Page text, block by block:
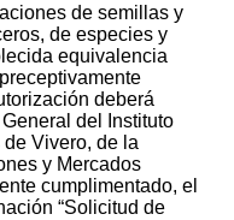
de semillas y
de especies y
equivalencia
deberá
del Instituto
Vivero, de la
y Mercados
cumplimentado, el
“Solicitud de